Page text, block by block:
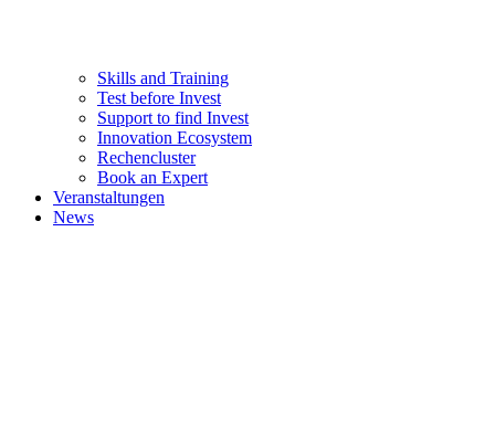
Skills and Training
Test before Invest
Support to find Invest
Innovation Ecosystem
Rechencluster​
Book an Expert
Veranstaltungen
News